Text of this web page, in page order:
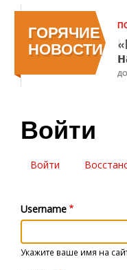
ГОРЯЧИЕ
НОВОСТИ
Войти
вкладки
Войти (активная
Username
Укажите ваше имя на